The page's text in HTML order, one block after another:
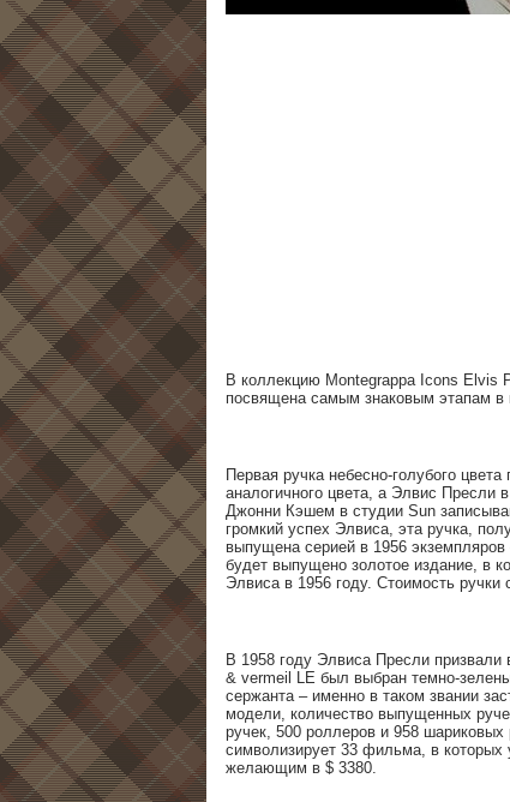
В коллекцию Montegrappa Icons Elvis
посвящена самым знаковым этапам в
Первая ручка небесно-голубого
аналогичного цвета, а Элвис
Джонни Кэшем в студии Sun
громкий успех Элвиса, эта ручка,
выпущена серией в 1956
будет выпущено золотое издание, в
Элвиса в 1956 году. Стоимость ручки
В 1958 году Элвиса Пресли
& vermeil LE был выбран темно-
сержанта – именно в таком звании
модели, количество выпущенных
ручек, 500 роллеров и 958 шариковых
символизирует 33 фильма, в которых
желающим в $ 3380.